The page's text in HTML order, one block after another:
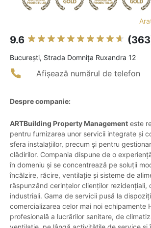
9.6
Bucureşti, Strada Domnița Ruxandra 12
Afișează numărul de telefon
Despre companie:
ARTBuilding Property Management este
pentru furnizarea unor servicii integrate și
sfera instalațiilor, precum și pentru
clădirilor. Compania dispune de o
în domeniu și se concentrează pe soluții
încălzire, răcire, ventilație și sisteme de
răspunzând cerințelor clienților rezidențiali,
industriali. Gama de servicii pusă la
comercializarea celor mai noi echipamente
profesională a lucrărilor sanitare, de